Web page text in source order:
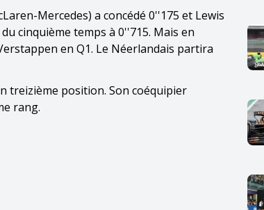
Mercedes) a concédé 0''175 et Lewis
cinquième temps à 0''715. Mais en
en Q1. Le Néerlandais partira
treizième position. Son coéquipier
rang.